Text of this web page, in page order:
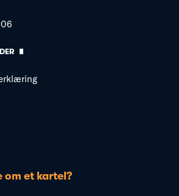
om et kartel?